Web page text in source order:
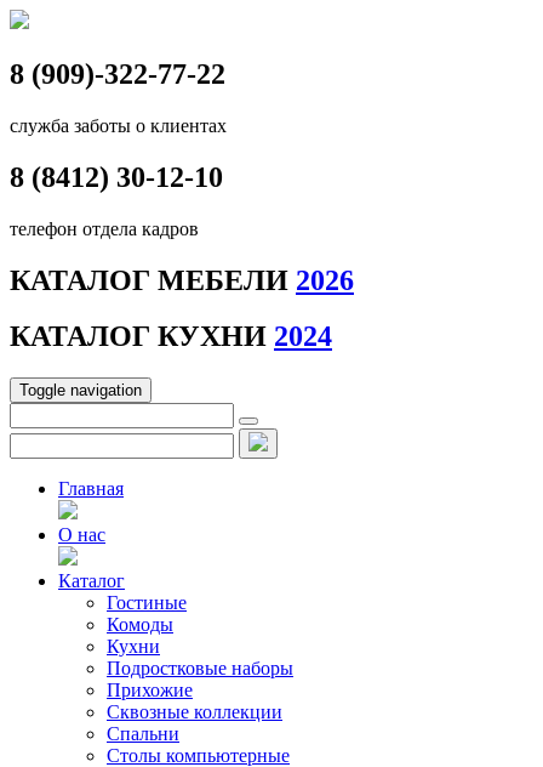
8 (909)-322-77-22
служба заботы о клиентах
8 (8412) 30-12-10
телефон отдела кадров
КАТАЛОГ МЕБЕЛИ 2026
КАТАЛОГ КУХНИ 2024
Toggle navigation
Главная
О нас
Каталог
Гостиные
Комоды
Кухни
Подростковые наборы
Прихожие
Сквозные коллекции
Спальни
Столы компьютерные